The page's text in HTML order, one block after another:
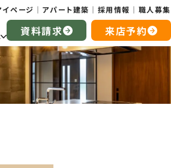
資料請求 来店予約
ページ アパート建築 採用情報 職人募集